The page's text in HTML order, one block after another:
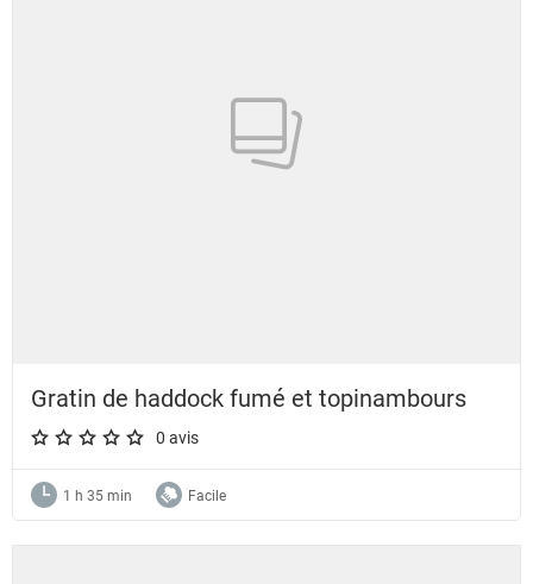
Gratin de haddock fumé et topinambours
A star rating of 0 out of 5.
0 avis
1 h 35 min Facile